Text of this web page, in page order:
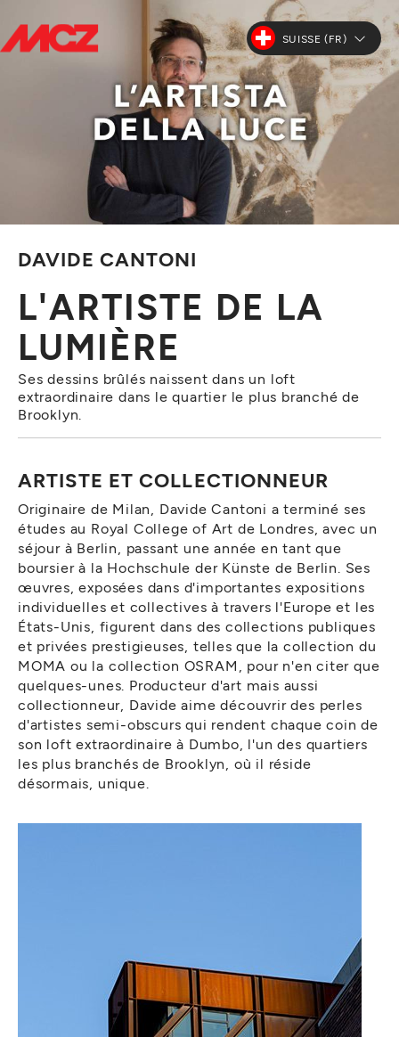
SUISSE (FR)
DAVIDE CANTONI
L'ARTISTE DE LA
LUMIÈRE
Ses dessins brûlés naissent dans un loft
extraordinaire dans le quartier le plus branché de
Brooklyn.
ARTISTE ET COLLECTIONNEUR
Originaire de Milan, Davide Cantoni a terminé ses
études au Royal College of Art de Londres, avec un
séjour à Berlin, passant une année en tant que
boursier à la Hochschule der Künste de Berlin. Ses
œuvres, exposées dans d'importantes expositions
individuelles et collectives à travers l'Europe et les
États-Unis, figurent dans des collections publiques
et privées prestigieuses, telles que la collection du
MOMA ou la collection OSRAM, pour n'en citer que
quelques-unes. Producteur d'art mais aussi
collectionneur, Davide aime découvrir des perles
d'artistes semi-obscurs qui rendent chaque coin de
son loft extraordinaire à Dumbo, l'un des quartiers
les plus branchés de Brooklyn, où il réside
désormais, unique.